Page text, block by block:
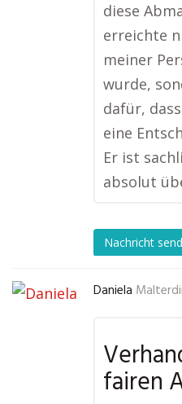
diese
erreichte
meiner
wurde,
dafür,
eine
Er ist
absolut
Nachricht
Daniela
fairen